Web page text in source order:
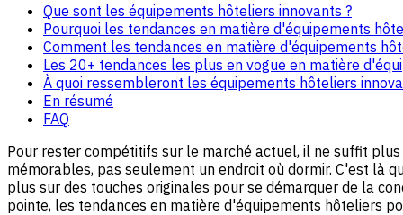
Que sont les équipements hôteliers innovants ?
Pourquoi les tendances en matière d'équipements
Comment les tendances en matière d'équipements
Les 20+ tendances les plus en vogue en matière
À quoi ressembleront les équipements hôteliers
En résumé
FAQ
Pour rester compétitifs sur le marché actuel, il ne suffit
mémorables, pas seulement un endroit où dormir. C'est là
plus sur des touches originales pour se démarquer de la
pointe, les tendances en matière d'équipements hôteliers